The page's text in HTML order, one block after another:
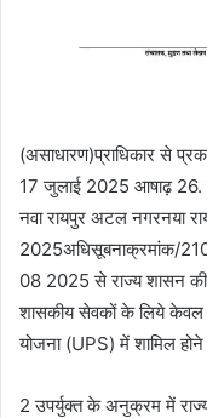
(असाधारण)प्राधिकार से
17 जुलाई 2025 आषाढ़ 26.
नवा रायपुर अटल नगरनया
2025अधिसूबनाक्रमांक/
08 2025 से राज्य शासन की
शासकीय सेवकों के लिये
योजना (UPS) में शामिल होने
2 उपर्युक्त के अनुक्रम में राज्य